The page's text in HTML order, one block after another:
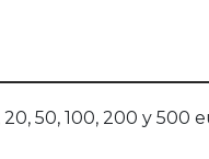
50, 100, 200 y